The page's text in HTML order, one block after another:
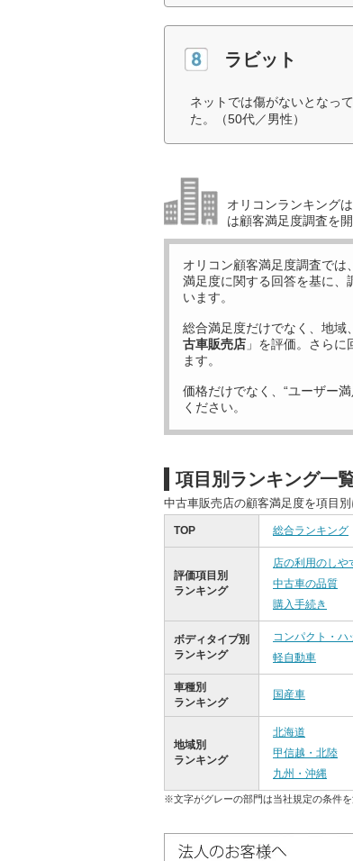
ラビット
ネットでは傷がないとなっ
た。（50代／男性）
オリコンランキング
は顧客満足度調査を
オリコン顧客満足度調査では
満足度に関する回答を基に、
います。
総合満足度だけでなく、地域
古車販売店 」を評価。さら
ます。
価格だけでなく、“ユーザー
ください。
項目別ランキング一
中古車販売店の顧客満足度を項目
TOP 総合ランキング
評価項目別
ランキング
店の利用のしや
中古車の品質
購入手続き
ボディタイプ別
ランキング
コンパクト・ハ
軽自動車
車種別
ランキング
国産車
地域別
ランキング
北海道
甲信越・北陸
九州・沖縄
※文字がグレーの部門は当社規定の条件